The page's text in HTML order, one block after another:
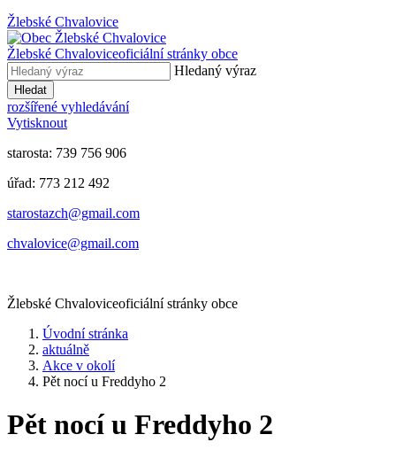
Žlebské Chvalovice
Žlebské Chvaloviceoficiální stránky obce
Hledaný výraz
Hledat
rozšířené vyhledávání
Vytisknout
starosta: 739 756 906
úřad: 773 212 492
​​​​starostazch@gmail.com
​​​​chvalovice@gmail.com
Žlebské Chvaloviceoficiální stránky obce
Úvodní stránka
aktuálně
Akce v okolí
Pět nocí u Freddyho 2
Pět nocí u Freddyho 2